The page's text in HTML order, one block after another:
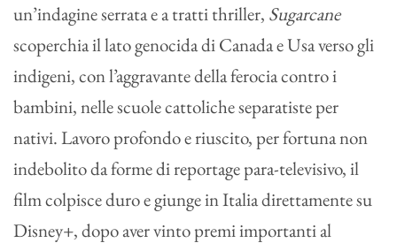
un’indagine serrata e a tratti thriller, Sugarcane
scoperchia il lato genocida di Canada e Usa verso gli
indigeni, con l’aggravante della ferocia contro i
bambini, nelle scuole cattoliche separatiste per
nativi. Lavoro profondo e riuscito, per fortuna non
indebolito da forme di reportage para-televisivo, il
film colpisce duro e giunge in Italia direttamente su
Disney+, dopo aver vinto premi importanti al